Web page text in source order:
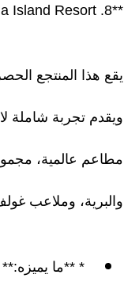
**8. Laucala Island Resort، فيجي:**
يقع هذا المنتجع
ويقدم تجربة شاملة
مطاعم عالمية،
والبرية، وملاعب
* **ما